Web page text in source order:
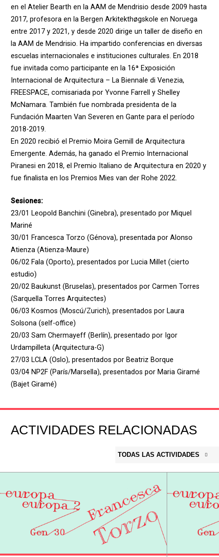
en el Atelier Bearth en la AAM de Mendrisio desde 2009 hasta
2017, profesora en la Bergen Arkitekthøgskole en Noruega
entre 2017 y 2021, y desde 2020 dirige un taller de diseño en
la AAM de Mendrisio. Ha impartido conferencias en diversas
escuelas internacionales e instituciones culturales. En 2018
fue invitada como participante en la 16ª Exposición
Internacional de Arquitectura – La Biennale di Venezia,
FREESPACE, comisariada por Yvonne Farrell y Shelley
McNamara. También fue nombrada presidenta de la
Fundación Maarten Van Severen en Gante para el período
2018-2019.
En 2020 recibió el Premio Moira Gemill de Arquitectura
Emergente. Además, ha ganado el Premio Internacional
Piranesi en 2018, el Premio Italiano de Arquitectura en 2020 y
fue finalista en los Premios Mies van der Rohe 2022.
Sesiones:
23/01 Leopold Banchini (Ginebra), presentado por Miquel
Mariné
30/01 Francesca Torzo (Génova), presentada por Alonso
Atienza (Atienza-Maure)
06/02 Fala (Oporto), presentados por Lucia Millet (cierto
estudio)
20/02 Baukunst (Bruselas), presentados por Carmen Torres
(Sarquella Torres Arquitectes)
06/03 Kosmos (Moscú/Zurich), presentados por Laura
Solsona (self-office)
20/03 Sam Chermayeff (Berlín), presentado por Igor
Urdampilleta (Arquitectura-G)
27/03 LCLA (Oslo), presentados por Beatriz Borque
03/04 NP2F (París/Marsella), presentados por Maria Giramé
(Bajet Giramé)
ACTIVIDADES RELACIONADAS
TODAS LAS ACTIVIDADES